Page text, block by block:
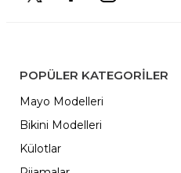
POPÜLER KATEGORILER
Mayo Modelleri
Bikini Modelleri
Külotlar